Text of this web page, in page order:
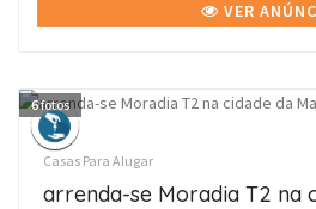
VER
6fotos
Casas Para Alugar
arrenda-se Moradia T2 na